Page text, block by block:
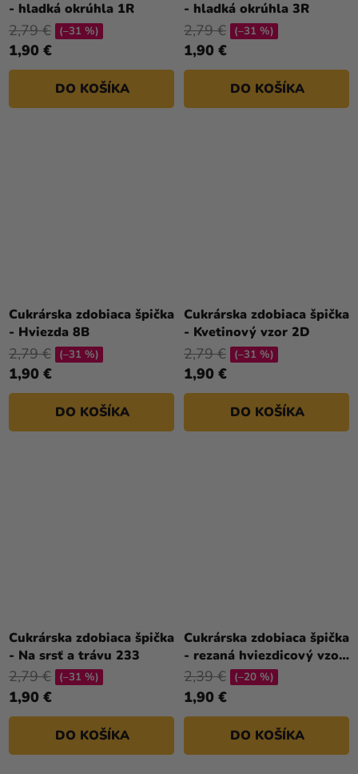
- hladká okrúhla 1R
1,90 €
2,79 € (–31 %)
DO KOŠÍKA
- hladká okrúhla 3R
1,90 €
2,79 € (–31 %)
DO KOŠÍKA
Cukrárska zdobiaca špička
- Hviezda 8B
1,90 €
2,79 € (–31 %)
DO KOŠÍKA
Cukrárska zdobiaca špička
- Kvetinový vzor 2D
1,90 €
2,79 € (–31 %)
DO KOŠÍKA
Cukrárska zdobiaca špička
- Na srsť a trávu 233
1,90 €
2,79 € (–31 %)
DO KOŠÍKA
Cukrárska zdobiaca špička
- rezaná hviezdicový vzor
172
1,90 €
2,39 € (–20 %)
DO KOŠÍKA